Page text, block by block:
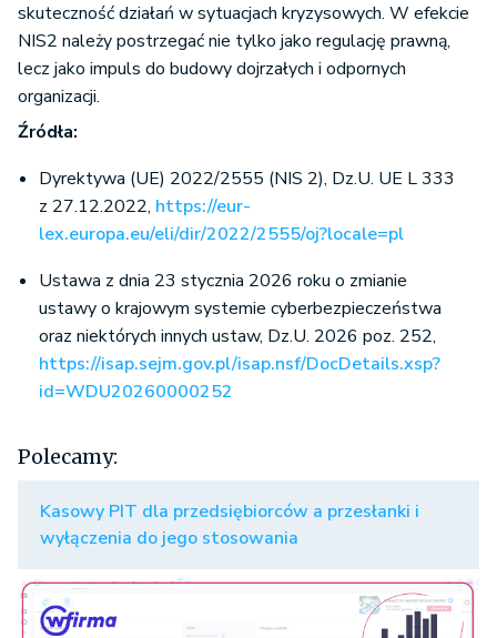
skuteczność działań w sytuacjach kryzysowych. W efekcie
NIS2 należy postrzegać nie tylko jako regulację prawną,
lecz jako impuls do budowy dojrzałych i odpornych
organizacji.
Źródła:
Dyrektywa (UE) 2022/2555 (NIS 2), Dz.U. UE L 333
z 27.12.2022, https://eur-
lex.europa.eu/eli/dir/2022/2555/oj?locale=pl
Ustawa z dnia 23 stycznia 2026 roku o zmianie
ustawy o krajowym systemie cyberbezpieczeństwa
oraz niektórych innych ustaw, Dz.U. 2026 poz. 252,
https://isap.sejm.gov.pl/isap.nsf/DocDetails.xsp?
id=WDU20260000252
Polecamy:
Kasowy PIT dla przedsiębiorców a przesłanki i
wyłączenia do jego stosowania